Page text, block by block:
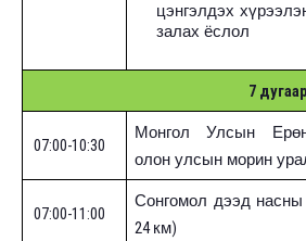
цэнгэлдэх
залах ёслол
7 дугаар
07:00-10:30
Монгол Улсын
олон улсын морин
07:00-11:00
Сонгомол дээд
24км)